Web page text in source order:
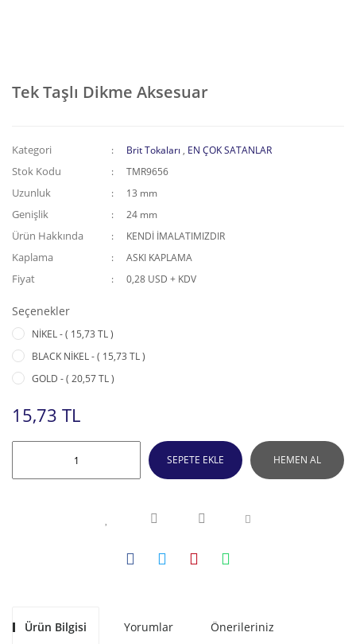
Tek Taşlı Dikme Aksesuar
Kategori Brit Tokaları , EN ÇOK SATANLAR
Stok Kodu TMR9656
Uzunluk 13 mm
Genişlik 24 mm
Ürün Hakkında KENDİ İMALATIMIZDIR
Kaplama ASKI KAPLAMA
Fiyat 0,28 USD + KDV
Seçenekler
NİKEL - ( 15,73 TL )
BLACK NİKEL - ( 15,73 TL )
GOLD - ( 20,57 TL )
15,73 TL
SEPETE EKLE HEMEN AL
Ürün Bilgisi Yorumlar Önerileriniz